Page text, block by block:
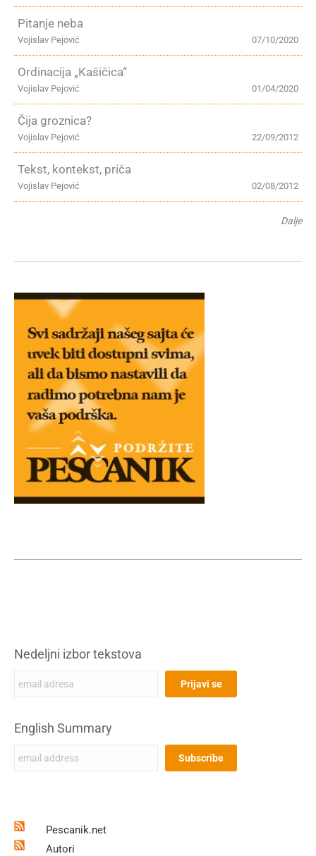
Pitanje neba
07/10/2020
Vojislav Pejović
Ordinacija „Kašičica“
01/04/2020
Vojislav Pejović
Čija groznica?
22/09/2012
Vojislav Pejović
Tekst, kontekst, priča
02/08/2012
Vojislav Pejović
Dalje
Nedeljni izbor tekstova
English Summary
Pescanik.net
Autori